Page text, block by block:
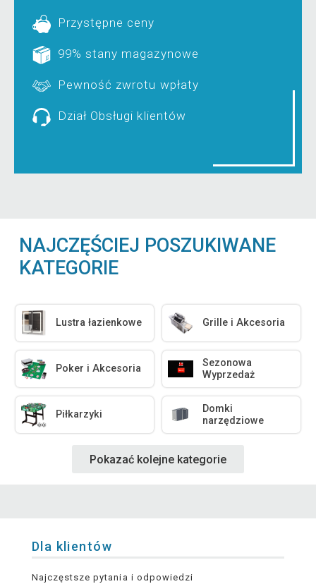
Przystępne ceny
99% stany magazynowe
Pewność zwrotu wpłaty
Dział Obsługi klientów
NAJCZĘŚCIEJ POSZUKIWANE
KATEGORIE
Lustra łazienkowe Grille i Akcesoria
Poker i Akcesoria
Sezonowa
Wyprzedaż
Piłkarzyki
Domki
narzędziowe
Pokazać kolejne kategorie
Dla klientów
Najczęstsze pytania i odpowiedzi